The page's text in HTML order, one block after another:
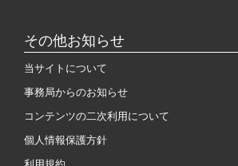
その他お知らせ
当サイトについて
事務局からのお知らせ
コンテンツの二次利用について
個人情報保護方針